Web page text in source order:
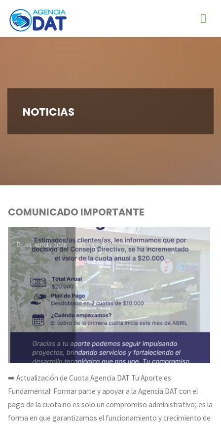
content
NOTICIAS
COMUNICADO IMPORTANTE
21 ABRIL, 2026
➡️ Actualización de Cuota Agencia DAT Tu Aporte es
Fundamental: Formar parte y apoyar a la Agencia DAT con el
pago de la cuota no es solo un compromiso administrativo; es la
forma en que garantizamos el funcionamiento y crecimiento de